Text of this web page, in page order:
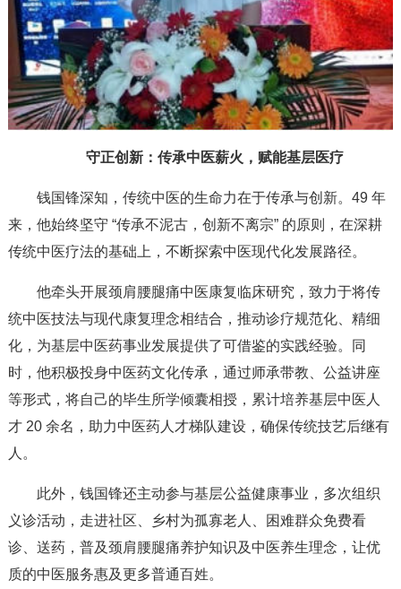
守正创新：传承中医薪火，赋能基层医疗
钱国锋深知，传统中医的生命力在于传承与创新。49 年
来，他始终坚守 “传承不泥古，创新不离宗” 的原则，在深耕
传统中医疗法的基础上，不断探索中医现代化发展路径。
他牵头开展颈肩腰腿痛中医康复临床研究，致力于将传
统中医技法与现代康复理念相结合，推动诊疗规范化、精细
化，为基层中医药事业发展提供了可借鉴的实践经验。同
时，他积极投身中医药文化传承，通过师承带教、公益讲座
等形式，将自己的毕生所学倾囊相授，累计培养基层中医人
才 20 余名，助力中医药人才梯队建设，确保传统技艺后继有
人。
此外，钱国锋还主动参与基层公益健康事业，多次组织
义诊活动，走进社区、乡村为孤寡老人、困难群众免费看
诊、送药，普及颈肩腰腿痛养护知识及中医养生理念，让优
质的中医服务惠及更多普通百姓。